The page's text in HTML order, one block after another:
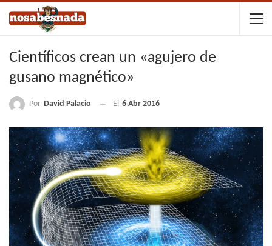
Científicos crean un «agujero de
gusano magnético»
Por David Palacio El 6 Abr 2016